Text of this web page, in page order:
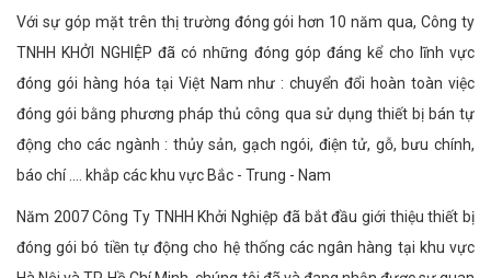
Với sự góp mặt trên thị trường đóng gói hơn 10 năm qua, Công ty
TNHH KHỞI NGHIỆP đã có những đóng góp đáng kể cho lĩnh vực
đóng gói hàng hóa tại Việt Nam như : chuyển đổi hoàn toàn việc
đóng gói bằng phương pháp thủ công qua sử dụng thiết bị bán tự
động cho các ngành : thủy sản, gạch ngói, điện tử, gỗ, bưu chính,
báo chí .... khắp các khu vực Bắc - Trung - Nam
Năm 2007 Công Ty TNHH Khởi Nghiệp đã bắt đầu giới thiệu thiết bị
đóng gói bó tiền tự động cho hệ thống các ngân hàng tại khu vực